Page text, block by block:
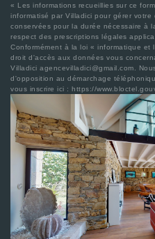
« Les informations recueillies sur ce
informatisé par Villadici pour gérer
conservées pour la durée nécessaire à
respect des prescriptions légales
Conformément à la loi « informatique et
droit d'accès aux données vous
Villadici agencevilladici@gmail.com.
d'opposition au démarchage
vous inscrire ici : https://